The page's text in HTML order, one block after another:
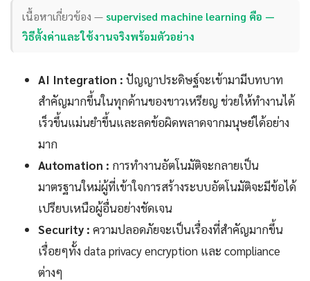
เนื้อหาเกี่ยวข้อง — supervised machine learning คือ —
วิธีตั้งค่าและใช้งานจริงพร้อมตัวอย่าง
AI Integration : ปัญญาประดิษฐ์จะเข้ามามีบทบาท
สำคัญมากขึ้นในทุกด้านของขาวเหรียญ ช่วยให้ทำงานได้
เร็วขึ้นแม่นยำขึ้นและลดข้อผิดพลาดจากมนุษย์ได้อย่าง
มาก
Automation : การทำงานอัตโนมัติจะกลายเป็น
มาตรฐานใหม่ผู้ที่เข้าใจการสร้างระบบอัตโนมัติจะมีข้อได้
เปรียบเหนือผู้อื่นอย่างชัดเจน
Security : ความปลอดภัยจะเป็นเรื่องที่สำคัญมากขึ้น
เรื่อยๆทั้ง data privacy encryption และ compliance
ต่างๆ